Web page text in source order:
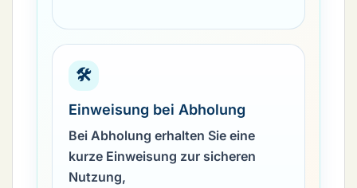
🛠️
Einweisung bei Abholung
Bei Abholung erhalten Sie eine
kurze Einweisung zur sicheren
Nutzung,